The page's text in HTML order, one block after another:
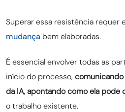
Superar essa resistência requer
mudança bem elaboradas.
É essencial envolver todas as
início do processo,
da IA, apontando como ela pode
o trabalho existente.